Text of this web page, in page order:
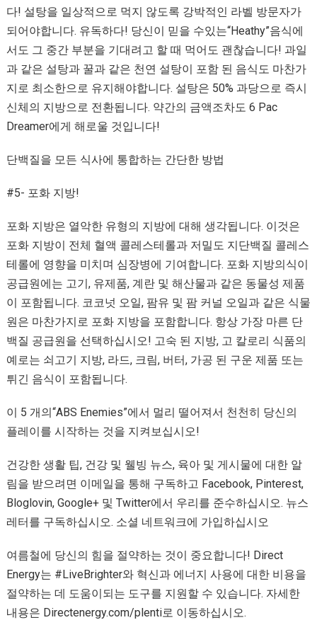
다! 설탕을 일상적으로 먹지 않도록 강박적인 라벨 방문자가
되어야합니다. 유독하다! 당신이 믿을 수있는“Heathy”음식에
서도 그 중간 부분을 기대려고 할 때 먹어도 괜찮습니다! 과일
과 같은 설탕과 꿀과 같은 천연 설탕이 포함 된 음식도 마찬가
지로 최소한으로 유지해야합니다. 설탕은 50% 과당으로 즉시
신체의 지방으로 전환됩니다. 약간의 금액조차도 6 Pac
Dreamer에게 해로울 것입니다!
단백질을 모든 식사에 통합하는 간단한 방법
#5- 포화 지방!
포화 지방은 열악한 유형의 지방에 대해 생각됩니다. 이것은
포화 지방이 전체 혈액 콜레스테롤과 저밀도 지단백질 콜레스
테롤에 영향을 미치며 심장병에 기여합니다. 포화 지방의식이
공급원에는 고기, 유제품, 계란 및 해산물과 같은 동물성 제품
이 포함됩니다. 코코넛 오일, 팜유 및 팜 커널 오일과 같은 식물
원은 마찬가지로 포화 지방을 포함합니다. 항상 가장 마른 단
백질 공급원을 선택하십시오! 고숙 된 지방, 고 칼로리 식품의
예로는 쇠고기 지방, 라드, 크림, 버터, 가공 된 구운 제품 또는
튀긴 음식이 포함됩니다.
이 5 개의“ABS Enemies”에서 멀리 떨어져서 천천히 당신의
플레이를 시작하는 것을 지켜보십시오!
건강한 생활 팁, 건강 및 웰빙 뉴스, 육아 및 게시물에 대한 알
림을 받으려면 이메일을 통해 구독하고 Facebook, Pinterest,
Bloglovin, Google+ 및 Twitter에서 우리를 준수하십시오. 뉴스
레터를 구독하십시오. 소셜 네트워크에 가입하십시오
여름철에 당신의 힘을 절약하는 것이 중요합니다! Direct
Energy는 #LiveBrighter와 혁신과 에너지 사용에 대한 비용을
절약하는 데 도움이되는 도구를 지원할 수 있습니다. 자세한
내용은 Directenergy.com/plenti로 이동하십시오.